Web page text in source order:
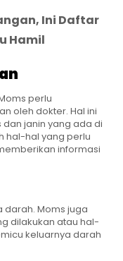
Ini Daftar
Hamil
perlu
oleh dokter. Hal ini
dan janin yang ada di
hal-hal yang perlu
informasi
darah. Moms juga
dilakukan atau hal-
keluarnya darah